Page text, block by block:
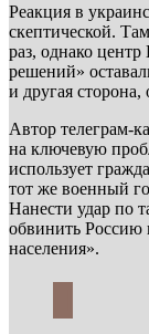
Реакция в
скептической.
раз, однако
решений»
и другая
Автор телеграм-
на ключевую
использует
тот же военный
Нанести удар по
обвинить Россию
населения».